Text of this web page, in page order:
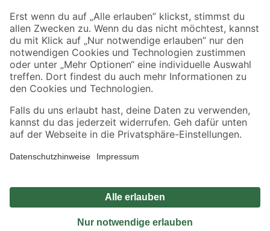
Sicher einkaufen
Jetzt die toom-App herunterladen
Alle Preisangaben in EUR inkl. gesetzl. MwSt.. Die dargestellten Angebote sind unter
Umständen nicht in allen Märkten verfügbar. Die angegebenen Verfügbarkeiten beziehen
Produkte nur solange der Vorrat reicht.
*Paketversand ab 59 € versandkostenfrei, gilt nicht für Artikel mit Speditionsversand, hier
Privatsphäre Impressum
Nutzungsbedingungen
Widerrufsrecht
Vertrag widerrufen